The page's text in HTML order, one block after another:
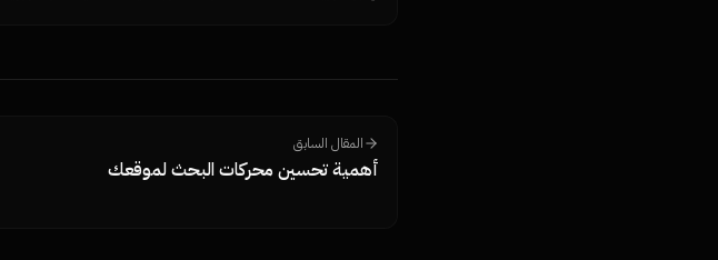
المقال السابق
أهمية تحسين محركات البحث لموقعك